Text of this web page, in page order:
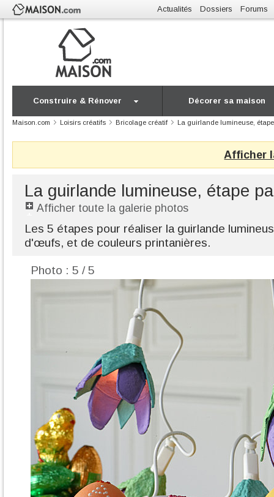
Actualités Dossiers Forums
Construire & Rénover Décorer sa maison
Maison.com Loisirs créatifs Bricolage créatif La guirlande lumineuse,
Afficher
La guirlande lumineuse, étape
Afficher toute la galerie photos
Les 5 étapes pour réaliser la guirlande
d'œufs, et de couleurs printanières.
Photo : 5 / 5